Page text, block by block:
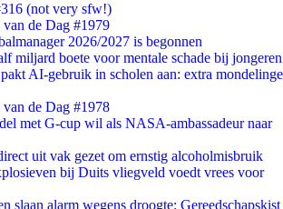
(not very sfw!)
van de Dag #1979
2026/2027 is begonnen
miljard boete voor mentale schade bij jongeren
AI-gebruik in scholen aan: extra mondelinge
van de Dag #1978
met G-cup wil als NASA-ambassadeur naar
uit vak gezet om ernstig alcoholmisbruik
bij Duits vliegveld voedt vrees voor
slaan alarm wegens droogte: Gereedschapskist